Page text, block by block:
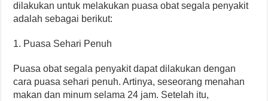
dilakukan untuk melakukan puasa obat segala penyakit
adalah sebagai berikut:
1. Puasa Sehari Penuh
Puasa obat segala penyakit dapat dilakukan dengan
cara puasa sehari penuh. Artinya, seseorang menahan
makan dan minum selama 24 jam. Setelah itu,